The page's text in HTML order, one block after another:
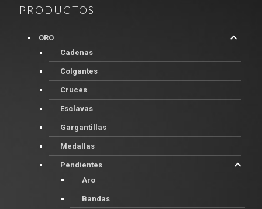
PRODUCTOS
ORO
Cadenas
Colgantes
Cruces
Esclavas
Gargantillas
Medallas
Pendientes
Aro
Bandas